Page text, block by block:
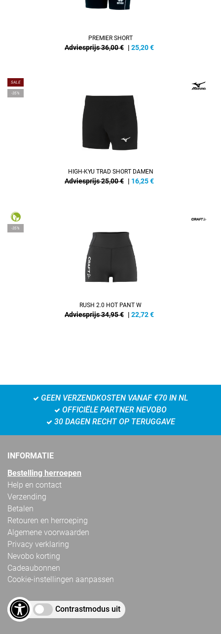
PREMIER SHORT
Adviesprijs 36,00 € | 25,20€
SALE
-35%
HIGH-KYU TRAD SHORT DAMEN
Adviesprijs 25,00 € | 16,25€
-35%
RUSH 2.0 HOT PANT W
Adviesprijs 34,95 € | 22,72€
GEEN VERZENDKOSTEN VANAF €70 IN NL
OFFICIËLE PARTNER NEVOBO
30 DAGEN RECHT OP TERUGGAVE
INFORMATIE
Bestelling herroepen
Help en contact
Verzending
Betalen
Retouren en herroeping
Algemene voorwaarden
Privacy verklaring
Nevobo korting
Cadeaubonnen
Cookie-instellingen aanpassen
Contrastmodus uit